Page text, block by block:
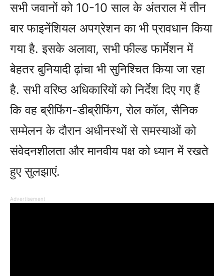
सभी जवानों को 10-10 साल के अंतराल में तीन
बार फाइनेंशियल अपग्रेशन का भी प्रावधान किया
गया है. इसके अलावा, सभी फील्‍ड फार्मेशन में
बेहतर बुनियादी ढ़ांचा भी सुनिश्चित किया जा रहा
है. सभी वरिष्‍ठ अधिकारियों को निर्देश दिए गए हैं
कि वह ब्रीफिंग-डीब्रीफिंग, रोल कॉल, सैनिक
सम्मेलन के दौरान अधीनस्थों से समस्‍याओं को
संवेदनशीलता और मानवीय पक्ष को ध्‍यान में रखते
हुए सुलझाएं.
Advertisement